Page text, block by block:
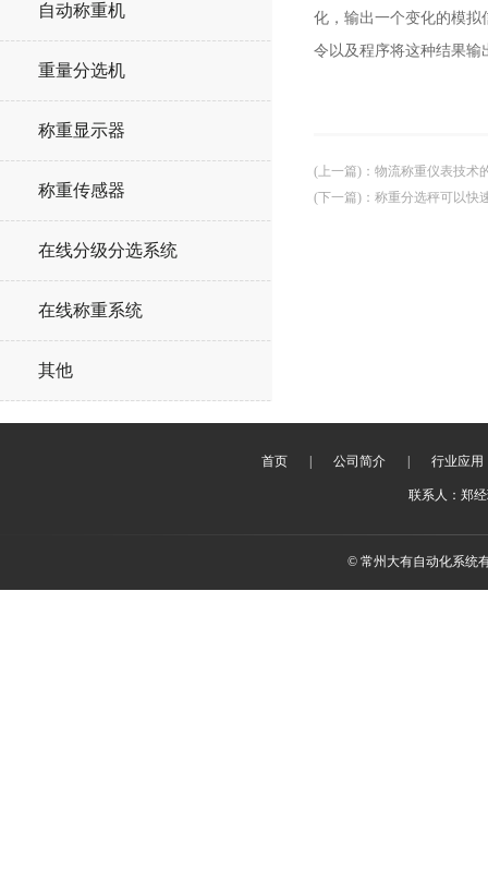
自动称重机
重量分选机
称重显示器
称重传感器
在线分级分选系统
在线称重系统
其他
化，输出一个变化的模拟
令以及程序将这种结果输
(上一篇) ： 物流称重仪表技术
(下一篇) ： 称重分选秤可以快
首页 公司简介 行业应用
联系人：郑
© 常州大有自动化系统